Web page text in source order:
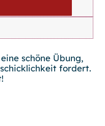
schöne Übung,
fordert.